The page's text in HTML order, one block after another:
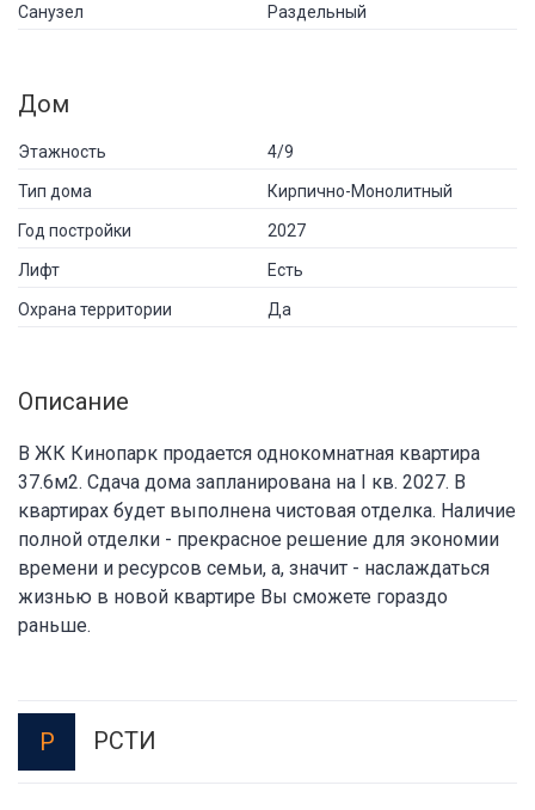
Санузел Раздельный
Дом
Этажность 4/9
Тип дома Кирпично-Монолитный
Год постройки 2027
Лифт Есть
Охрана территории Да
Описание
В ЖК Кинопарк продается однокомнатная квартира
37.6м2. Сдача дома запланирована на I кв. 2027. В
квартирах будет выполнена чистовая отделка. Наличие
полной отделки - прекрасное решение для экономии
времени и ресурсов семьи, а, значит - наслаждаться
жизнью в новой квартире Вы сможете гораздо
раньше.
Р РСТИ